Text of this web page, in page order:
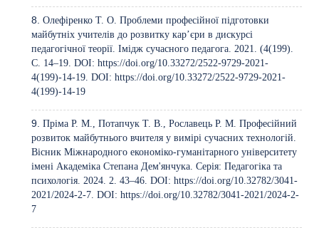
Олефіренко Т. О. Проблеми професійної підготовки
майбутніх учителів до розвитку кар’єри в дискурсі
педагогічної теорії. Імідж сучасного педагога. 2021. (4(199).
C. 14–19. DOI: https://doi.org/10.33272/2522-9729-2021-
4(199)-14-19 . DOI: https://doi.org/10.33272/2522-9729-2021-
4(199)-14-19
Пріма Р. М., Потапчук Т. В., Рославець Р. М. Професійний
розвиток майбутнього вчителя у вимірі сучасних технологій.
Вісник Міжнародного економіко-гуманітарного університету
імені Академіка Степана Дем'янчука. Серія: Педагогіка та
психологія. 2024. 2. 43–46. DOI: https://doi.org/10.32782/3041-
2021/2024-2-7 . DOI: https://doi.org/10.32782/3041-2021/2024-2-
7